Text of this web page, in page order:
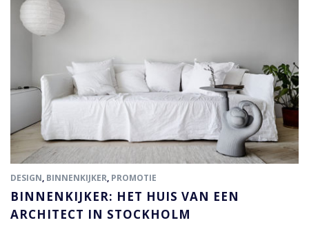
DESIGN, BINNENKIJKER, PROMOTIE
BINNENKIJKER: HET HUIS VAN EEN
ARCHITECT IN STOCKHOLM